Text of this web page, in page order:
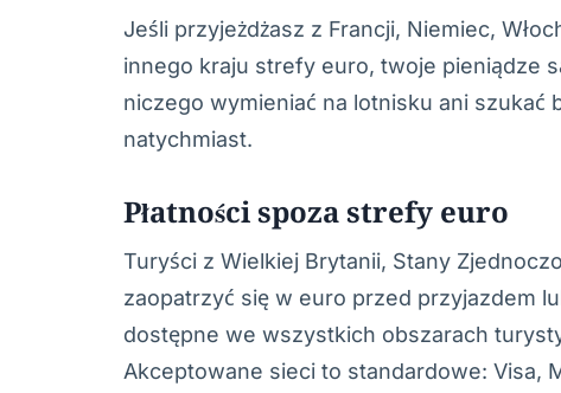
Jeśli przyjeżdżasz z Francji, Niemiec,
innego kraju strefy euro, twoje pieniądze
niczego wymieniać na lotnisku ani szukać
natychmiast.
Płatności spoza strefy euro
Turyści z Wielkiej Brytanii, Stany
zaopatrzyć się w euro przed przyjazdem
dostępne we wszystkich obszarach
Akceptowane sieci to standardowe: Visa,